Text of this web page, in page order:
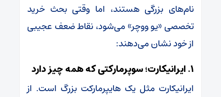
نام‌های بزرگی هستند، اما وقتی بحث خرید
تخصصی «یو ووچر» می‌شود، نقاط ضعف عجیبی
از خود نشان می‌دهند:
۱. ایرانیکارت؛ سوپرمارکتی که همه چیز دارد
ایرانیکارت مثل یک هایپرمارکت بزرگ است. از